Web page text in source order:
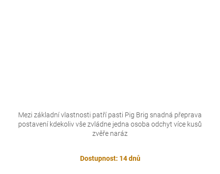
Dostupnost: 14 dnů
Mezi základní vlastnosti patří pasti Pig Brig snadná přeprava
postavení kdekoliv vše zvládne jedna osoba odchyt více kusů
zvěře naráz